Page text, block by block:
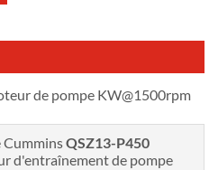
de pompe KW@1500rpm
CumminsQSZ13-P450
d'entraînement de pompe